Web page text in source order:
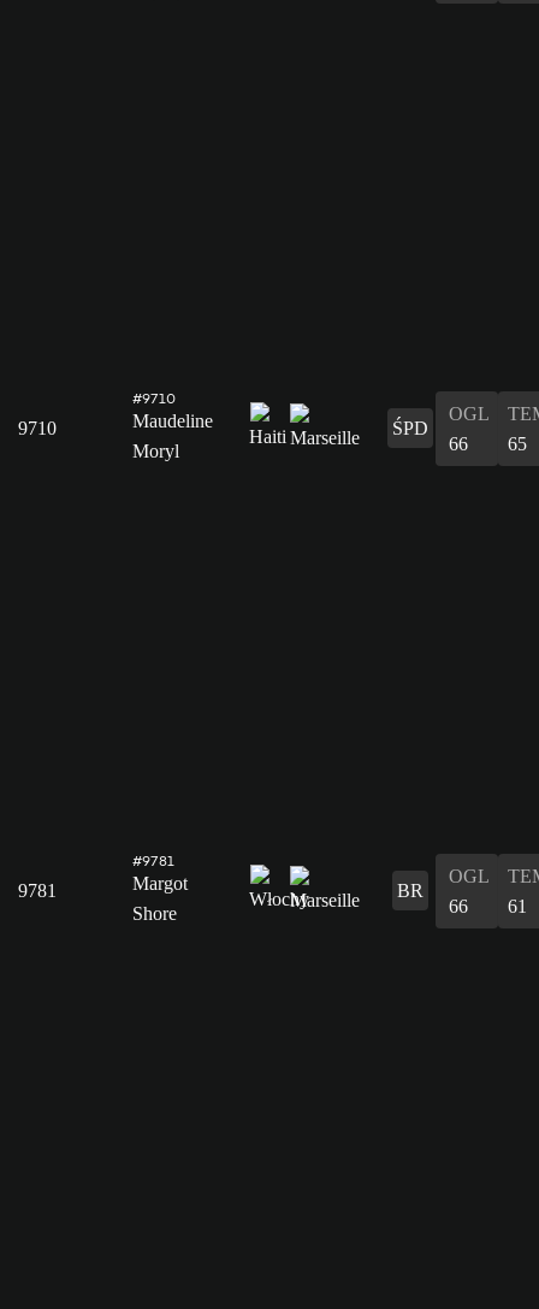
9710
#9710
Maudeline
Moryl
ŚPD
OGL
66
65
9781
#9781
Margot
Shore
BR
OGL
66
61